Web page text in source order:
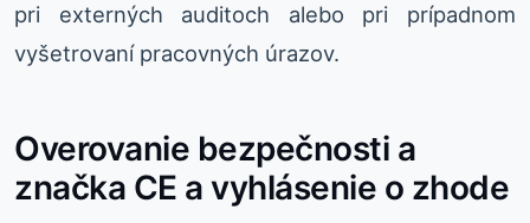
pri externých auditoch alebo pri prípadnom
vyšetrovaní pracovných úrazov.
Overovanie bezpečnosti a
značka CE a vyhlásenie o zhode